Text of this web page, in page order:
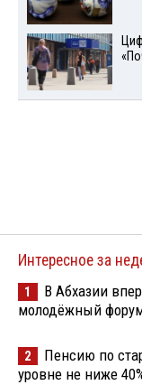
Интересное за
1
В Абхазии
молодёжный
2
Пенсию по
уровне не ниже